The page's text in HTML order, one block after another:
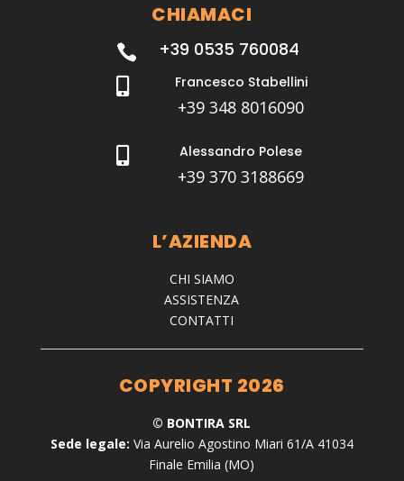
CHIAMACI
 +39 0535 760084
 Francesco Stabellini
+39 348 8016090
 Alessandro Polese
+39 370 3188669
L’AZIENDA
CHI SIAMO
ASSISTENZA
CONTATTI
COPYRIGHT 2026
© BONTIRA SRL
Sede legale: Via Aurelio Agostino Miari 61/A 41034
Finale Emilia (MO)